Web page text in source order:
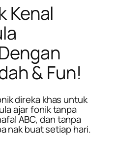
Kenal
& Fun!
direka khas untuk
ajar fonik tanpa
ABC, dan tanpa
nak buat setiap hari.